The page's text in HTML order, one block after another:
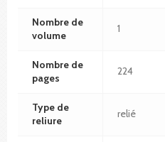
Nombre de
volume
1
Nombre de
pages
224
Type de
reliure
relié